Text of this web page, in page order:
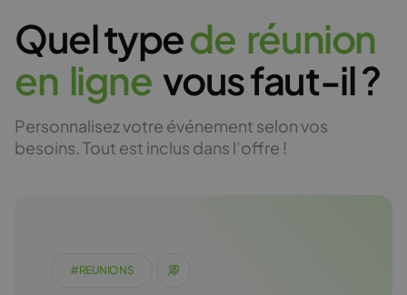
Quel typede réunion
en ligne vous faut-il ?
Personnalisez votre événement selon vos
besoins. Tout est inclus dans l’offre !
#REUNIONS